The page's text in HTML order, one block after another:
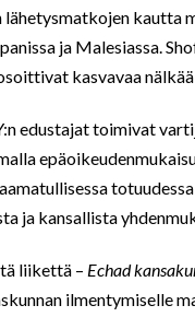
kautta
ja Malesiassa.
kasvavaa
edustajat toimivat
ja kansallista
liikettä – Echad
ilmentymiselle